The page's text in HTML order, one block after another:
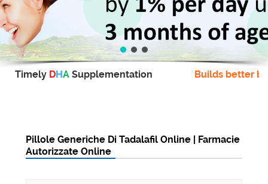
Timely DHA Supplementation Builds better
Pillole Generiche Di Tadalafil Online | Farmacie
Autorizzate Online